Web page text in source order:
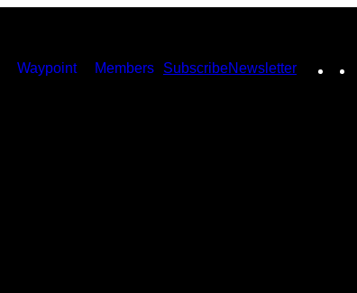
Waypoint Members SubscribeNewsletter